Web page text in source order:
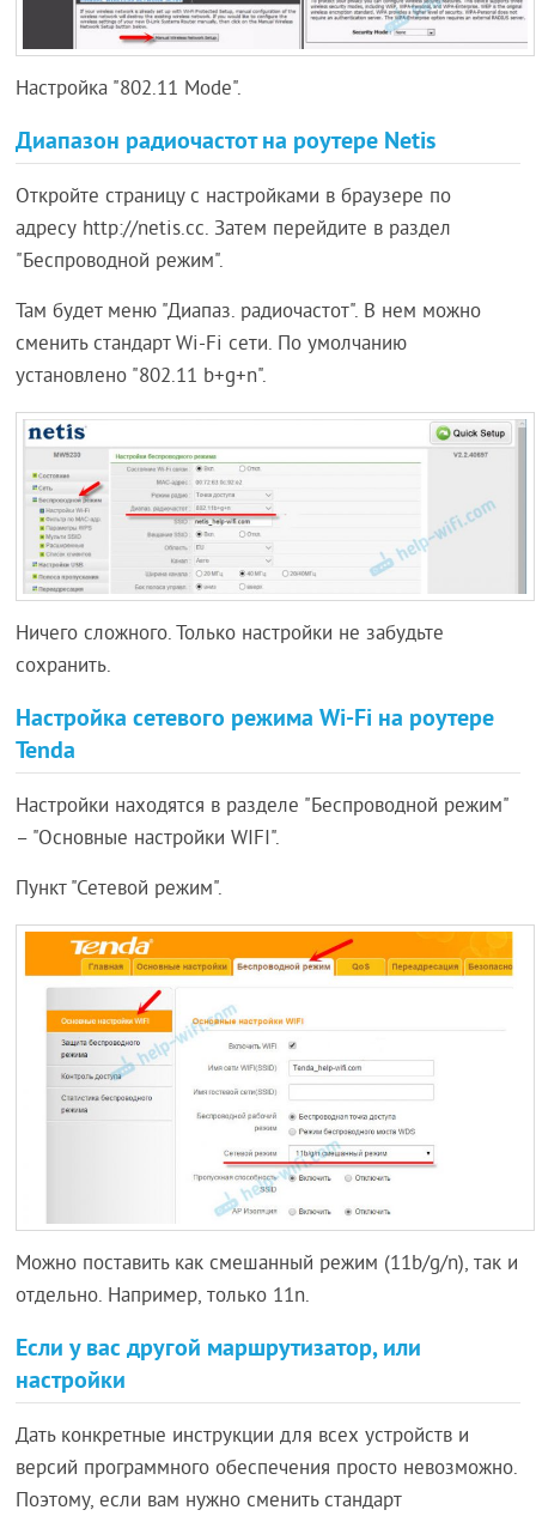
Настройка "802.11 Mode".
Диапазон радиочастот на роутере Netis
Откройте страницу с настройками в браузере по
адресу http://netis.cc. Затем перейдите в раздел
"Беспроводной режим".
Там будет меню "Диапаз. радиочастот". В нем можно
сменить стандарт Wi-Fi сети. По умолчанию
установлено "802.11 b+g+n".
Ничего сложного. Только настройки не забудьте
сохранить.
Настройка сетевого режима Wi-Fi на роутере
Tenda
Настройки находятся в разделе "Беспроводной режим"
– "Основные настройки WIFI".
Пункт "Сетевой режим".
Можно поставить как смешанный режим (11b/g/n), так и
отдельно. Например, только 11n.
Если у вас другой маршрутизатор, или
настройки
Дать конкретные инструкции для всех устройств и
версий программного обеспечения просто невозможно.
Поэтому, если вам нужно сменить стандарт